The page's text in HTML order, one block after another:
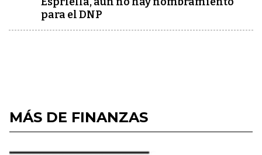
para el DNP
MÁS DE FINANZAS